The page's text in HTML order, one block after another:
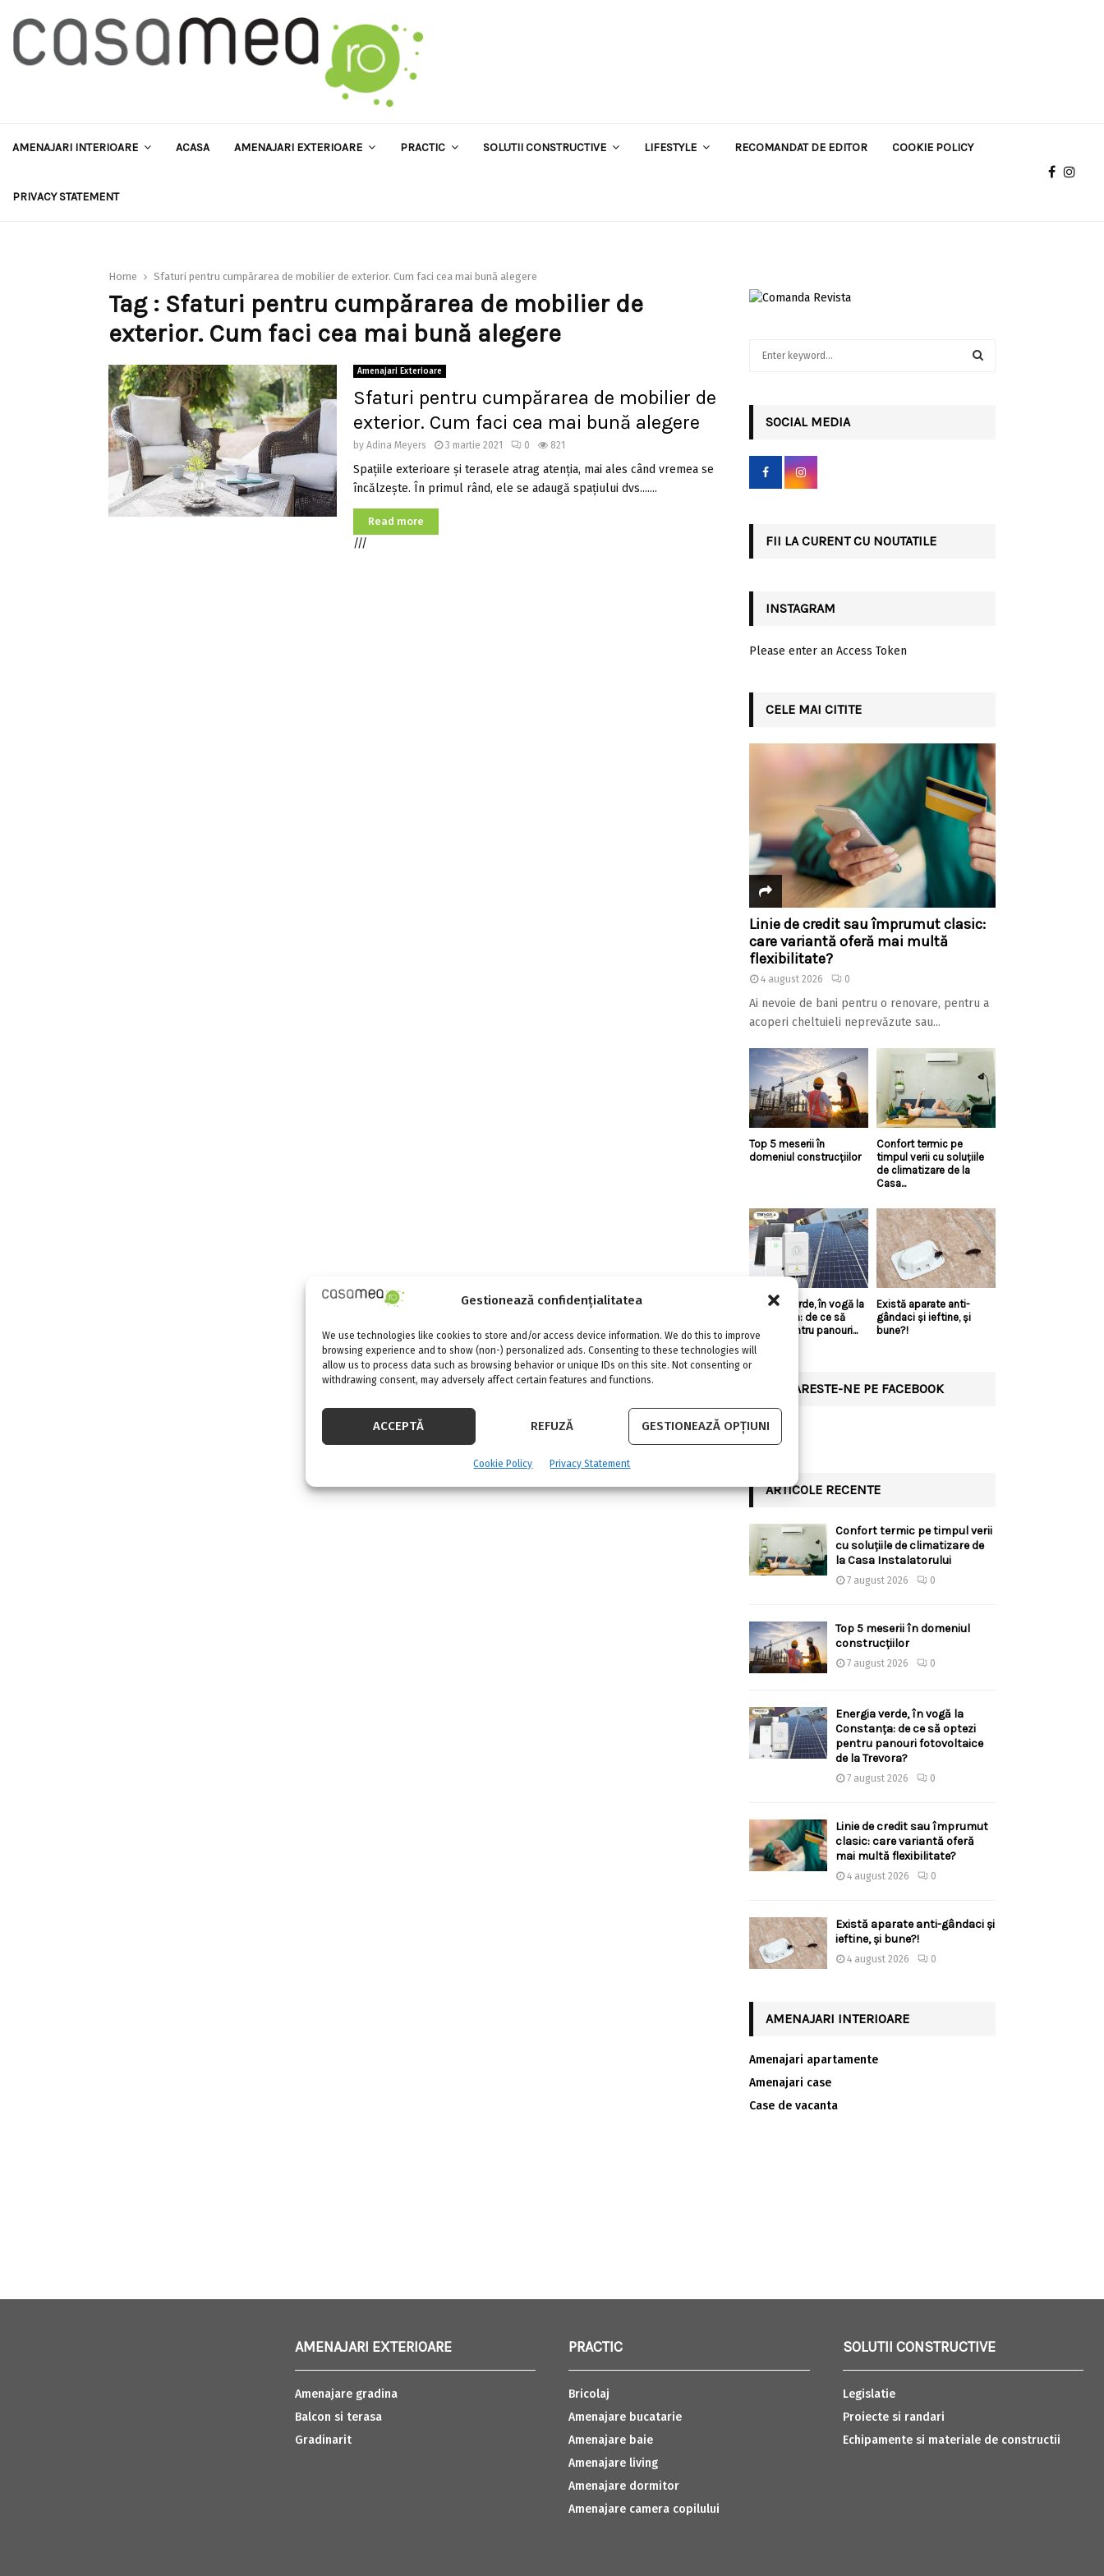
Gestionează confidențialitatea
We use technologies like cookies to store and/or access device information. We do this to improve
browsing experience and to show (non-) personalized ads. Consenting to these technologies will
allow us to process data such as browsing behavior or unique IDs on this site. Not consenting or
withdrawing consent, may adversely affect certain features and functions.
ACCEPTĂ REFUZĂ GESTIONEAZĂ OPȚIUNI
Cookie Policy Privacy Statement
AMENAJARI INTERIOARE ACASA AMENAJARI EXTERIOARE PRACTIC SOLUTII CONSTRUCTIVE LIFESTYLE RECOMANDAT DE EDITOR COOKIE POLICY
PRIVACY STATEMENT
Home Sfaturi pentru cumpărarea de mobilier de exterior. Cum faci cea mai bună alegere
Tag : Sfaturi pentru cumpărarea de mobilier de
exterior. Cum faci cea mai bună alegere
Amenajari Exterioare
Sfaturi pentru cumpărarea de mobilier de
exterior. Cum faci cea mai bună alegere
by Adina Meyers 3 martie 2021 0 821
Spațiile exterioare și terasele atrag atenția, mai ales când vremea se
încălzește. În primul rând, ele se adaugă spațiului dvs.......
Read more
///
r
SOCIAL MEDIA
FII LA CURENT CU NOUTATILE
INSTAGRAM
Please enter an Access Token
CELE MAI CITITE
Linie de credit sau împrumut clasic:
care variantă oferă mai multă
flexibilitate?
4 august 2026 0
Ai nevoie de bani pentru o renovare, pentru a
acoperi cheltuieli neprevăzute sau...
Top 5 meserii în
domeniul construcțiilor
Confort termic pe
timpul verii cu soluțiile
de climatizare de la
Casa...
Energia verde, în vogă la
Constanța: de ce să
optezi pentru panouri...
Există aparate anti-
gândaci și ieftine, și
bune?!
URMARESTE-NE PE FACEBOOK
ARTICOLE RECENTE
Confort termic pe timpul verii
cu soluțiile de climatizare de
la Casa Instalatorului
7 august 2026 0
Top 5 meserii în domeniul
construcțiilor
7 august 2026 0
Energia verde, în vogă la
Constanța: de ce să optezi
pentru panouri fotovoltaice
de la Trevora?
7 august 2026 0
Linie de credit sau împrumut
clasic: care variantă oferă
mai multă flexibilitate?
4 august 2026 0
Există aparate anti-gândaci și
ieftine, și bune?!
4 august 2026 0
AMENAJARI INTERIOARE
Amenajari apartamente
Amenajari case
Case de vacanta
AMENAJARI EXTERIOARE
Amenajare gradina
Balcon si terasa
Gradinarit
PRACTIC
Bricolaj
Amenajare bucatarie
Amenajare baie
Amenajare living
Amenajare dormitor
Amenajare camera copilului
SOLUTII CONSTRUCTIVE
Legislatie
Proiecte si randari
Echipamente si materiale de constructii